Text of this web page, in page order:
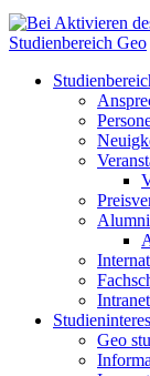
Studienbereich Geo
Alumni
Geo